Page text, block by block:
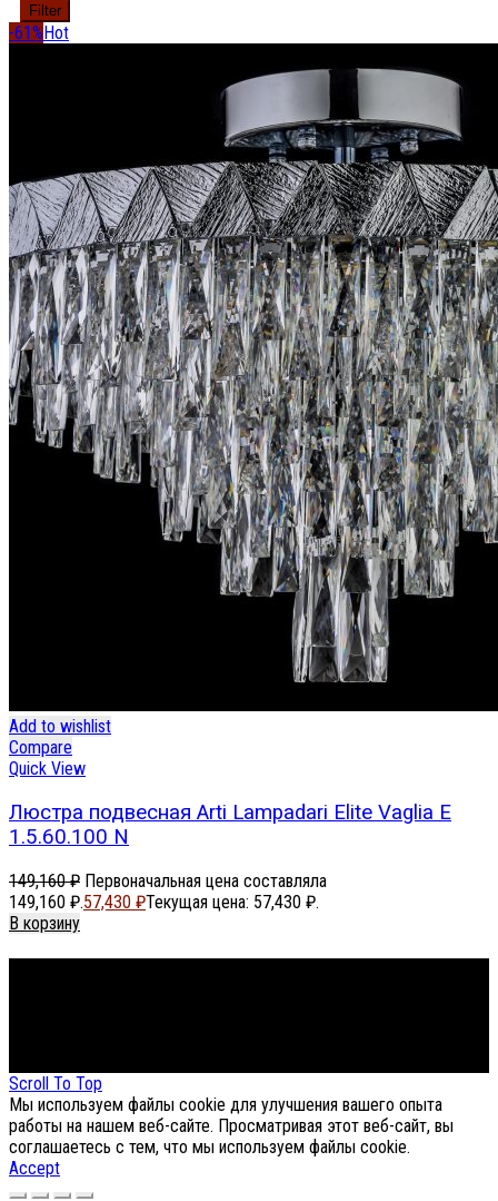
Filter
-61% Hot
Add to wishlist
Compare
Quick View
Люстра подвесная Arti Lampadari Elite Vaglia E
1.5.60.100 N
149,160₽ Первоначальная цена составляла
149,160 ₽.57,430 ₽Текущая цена: 57,430 ₽.
В корзину
Scroll To Top
Мы используем файлы cookie для улучшения вашего опыта
работы на нашем веб-сайте. Просматривая этот веб-сайт, вы
соглашаетесь с тем, что мы используем файлы cookie.
Accept